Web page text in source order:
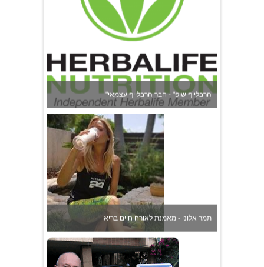
"הרבלייף שופ" - חבר הרבלייף עצמאי
תמר אלוני - מאמנת לאורח חיים בריא